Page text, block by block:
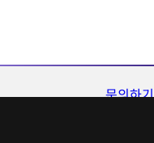
문의하기